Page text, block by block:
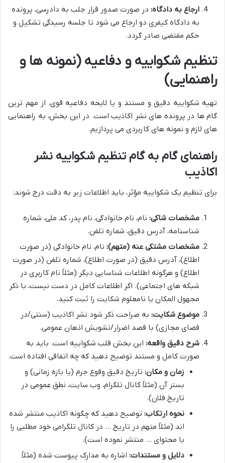
ارجاع به دادگاه: در صورت صدور قرار جلب به دادرسی، پرونده
به دادگاه کیفری دو ارجاع می شود تا جلسه رسیدگی تشکیل و
حکم مقتضی صادر گردد.
تنظیم شکواییه و دفاعیه (نمونه ها و
راهنمایی)
تهیه شکواییه دقیق و مستند و یا لایحه دفاعیه قوی، از مهم ترین
گام ها در پرونده های نشر اکاذیب است. در این بخش، به راهنمایی
های لازم و نمونه های کاربردی می پردازیم.
راهنمای گام به گام تنظیم شکواییه نشر
اکاذیب
برای تنظیم یک شکواییه مؤثر، باید اطلاعات زیر به دقت درج شوند:
مشخصات شاکی: نام، نام خانوادگی، نام پدر، کد ملی، شماره
شناسنامه، آدرس دقیق، شماره تلفن.
مشخصات مشتکی عنه (متهم): نام، نام خانوادگی (در صورت
اطلاع)، آدرس دقیق (در صورت اطلاع)، شماره تلفن (در صورت
اطلاع) و هرگونه اطلاعات شناسایی دیگر (مثلاً نام کاربری در
شبکه های اجتماعی). اگر اطلاعات کامل در دست نیست، با ذکر
مجهول المکان یا نامعلوم شکایت را ثبت کنید.
موضوع شکایت: به صراحت ذکر شود نشر اکاذیب (سنتی/در
فضای مجازی) با قصد اضرار/تشویش اذهان عمومی.
شرح دقیق واقعه: این بخش قلب شکواییه است. باید به
صورت کامل و مستند توضیح دهید که چه اتفاقی افتاده است.
زمان و مکان: تاریخ دقیق وقوع جرم (یا بازه زمانی) و
بستر آن (مثلاً کانال تلگرام، وب سایت، نطق عمومی در
تاریخ فلان).
نحوه ارتکاب: توضیح دهید که چگونه اکاذیب منتشر شده
اند (مثلاً متهم در تاریخ … در کانال تلگرامی خود مطلبی را
با محتوای … منتشر نموده است).
دلایل و مستندات: اشاره به مدارک پیوست شده (مثلاً